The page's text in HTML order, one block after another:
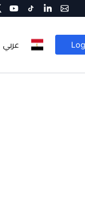
عربي